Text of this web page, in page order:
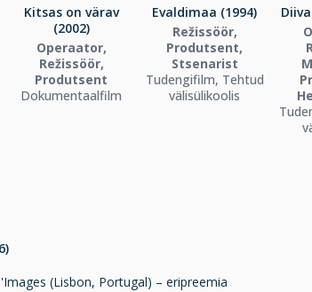
Kitsas on värav
(2002)
Operaator,
Režissöör,
Produtsent
Dokumentaalfilm
Evaldimaa (1994)
Režissöör,
Produtsent,
Stsenarist
Tudengifilm, Tehtud
välisülikoolis
(Lisbon, Portugal) – eripreemia